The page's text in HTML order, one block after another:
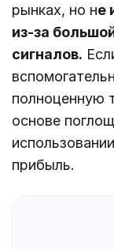
рынках, но не
из-за
сигналов.
полноценную
основе
прибыль.